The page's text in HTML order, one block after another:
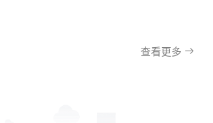
查看更多